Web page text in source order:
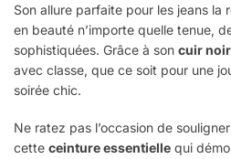
Son allure parfaite pour les jeans la
en beauté n’importe quelle tenue,
sophistiquées. Grâce à son cuir
avec classe, que ce soit pour une
soirée chic.
Ne ratez pas l’occasion de
cette ceinture essentielle qui